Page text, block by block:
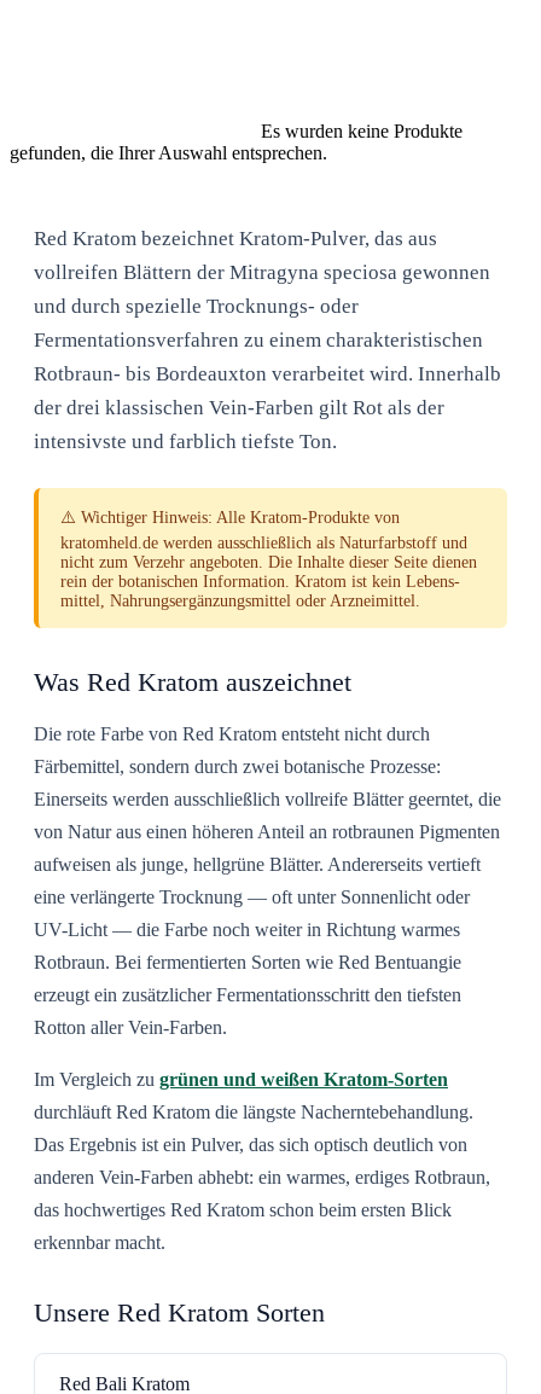
Es wurden keine Produkte
gefunden, die Ihrer Auswahl entsprechen.
Red Kratom bezeichnet Kratom-Pulver, das aus
vollreifen Blättern der Mitragyna speciosa gewonnen
und durch spezielle Trocknungs- oder
Fermentationsverfahren zu einem charakteristischen
Rotbraun- bis Bordeauxton verarbeitet wird. Innerhalb
der drei klassischen Vein-Farben gilt Rot als der
intensivste und farblich tiefste Ton.
⚠️ Wichtiger Hinweis: Alle Kratom-Produkte von
kratomheld.de werden ausschließlich als Naturfarb­stoff und
nicht zum Verzehr angeboten. Die Inhalte dieser Seite dienen
rein der botanischen Information. Kratom ist kein Lebens­
mittel, Nahrungs­ergänzungs­mittel oder Arznei­mittel.
Was Red Kratom auszeichnet
Die rote Farbe von Red Kratom entsteht nicht durch
Färbemittel, sondern durch zwei botanische Prozesse:
Einerseits werden ausschließlich vollreife Blätter geerntet, die
von Natur aus einen höheren Anteil an rotbraunen Pigmenten
aufweisen als junge, hellgrüne Blätter. Andererseits vertieft
eine verlängerte Trocknung — oft unter Sonnenlicht oder
UV-Licht — die Farbe noch weiter in Richtung warmes
Rotbraun. Bei fermentierten Sorten wie Red Bentuangie
erzeugt ein zusätzlicher Fermentationsschritt den tiefsten
Rotton aller Vein-Farben.
Im Vergleich zu grünen und weißen Kratom-Sorten
durchläuft Red Kratom die längste Nacherntebehandlung.
Das Ergebnis ist ein Pulver, das sich optisch deutlich von
anderen Vein-Farben abhebt: ein warmes, erdiges Rotbraun,
das hochwertiges Red Kratom schon beim ersten Blick
erkennbar macht.
Unsere Red Kratom Sorten
Red Bali Kratom